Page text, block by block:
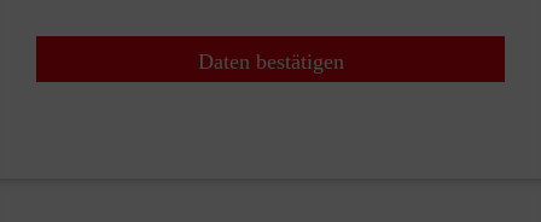
Daten bestätigen